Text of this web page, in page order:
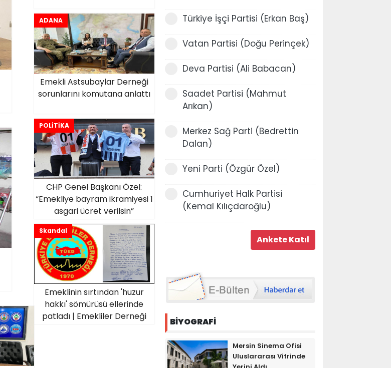
ADANA
Emekli Astsubaylar Derneği
sorunlarını komutana anlattı
POLİTİKA
CHP Genel Başkanı Özel:
“Emekliye bayram ikramiyesi 1
asgari ücret verilsin”
Skandal
Emeklinin sırtından 'huzur
hakkı' sömürüsü ellerinde
patladı | Emekliler Derneği
Türkiye İşçi Partisi (Erkan Baş)
Vatan Partisi (Doğu Perinçek)
Deva Partisi (Ali Babacan)
Saadet Partisi (Mahmut
Arıkan)
Merkez Sağ Parti (Bedrettin
Dalan)
Yeni Parti (Özgür Özel)
Cumhuriyet Halk Partisi
(Kemal Kılıçdaroğlu)
BİYOGRAFİ
Mersin Sinema Ofisi
Uluslararası Vitrinde